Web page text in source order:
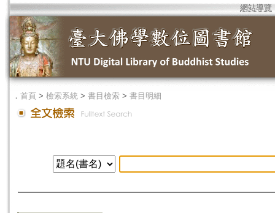
網站導覽
． 首頁 > 檢索系統 > 書目檢索 > 書目明細